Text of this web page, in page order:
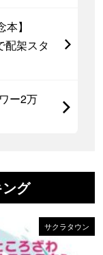
】
配架スタ
ー2万
グ
サクラタウン